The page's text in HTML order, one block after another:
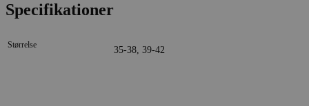
Specifikationer
Størrelse 35-38, 39-42